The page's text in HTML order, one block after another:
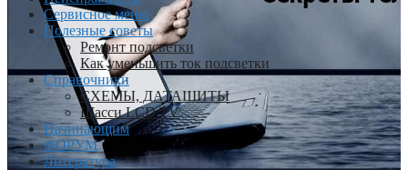
Сервисное меню
Полезные советы
Ремонт подсветки
Как уменьшить ток подсветки
Справочники
СХЕМЫ, ДАТАШИТЫ
Шасси LCD TV
Начинающим
ФОРУМ
Литература